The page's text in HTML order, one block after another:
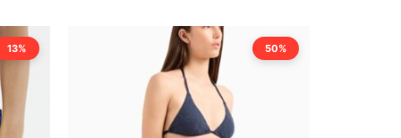
13% 50%